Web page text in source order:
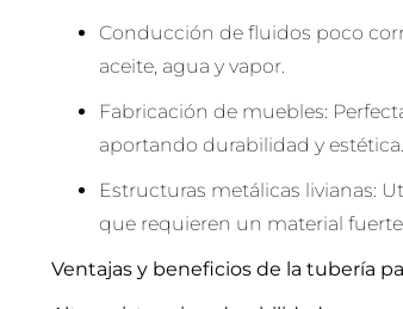
Conducción de fluidos poco
aceite, agua y vapor.
Fabricación de muebles:
aportando durabilidad y estética.
Estructuras metálicas livianas:
que requieren un material
Ventajas y beneficios de la tubería